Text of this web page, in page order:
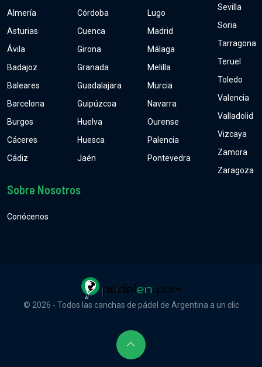
Almería
Asturias
Ávila
Badajoz
Baleares
Barcelona
Burgos
Cáceres
Cádiz
Córdoba
Cuenca
Girona
Granada
Guadalajara
Guipúzcoa
Huelva
Huesca
Jaén
Lugo
Madrid
Málaga
Melilla
Murcia
Navarra
Ourense
Palencia
Pontevedra
Sevilla
Soria
Tarragona
Teruel
Toledo
Valencia
Valladolid
Vizcaya
Zamora
Zaragoza
Sobre Nosotros
Conócenos
© 2026 - Todos las canchas de pádel de Argentina a un clic